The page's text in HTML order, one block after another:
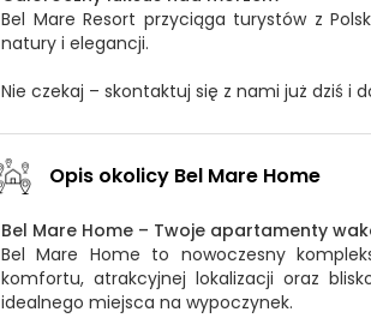
Bel Mare Resort przyciąga turystów z
natury i elegancji.
Nie czekaj – skontaktuj się z nami już dziś i
Opis okolicy Bel Mare Home
Bel Mare Home – Twoje apartamenty
Bel Mare Home to nowoczesny
komfortu, atrakcyjnej lokalizacji oraz
idealnego miejsca na wypoczynek.